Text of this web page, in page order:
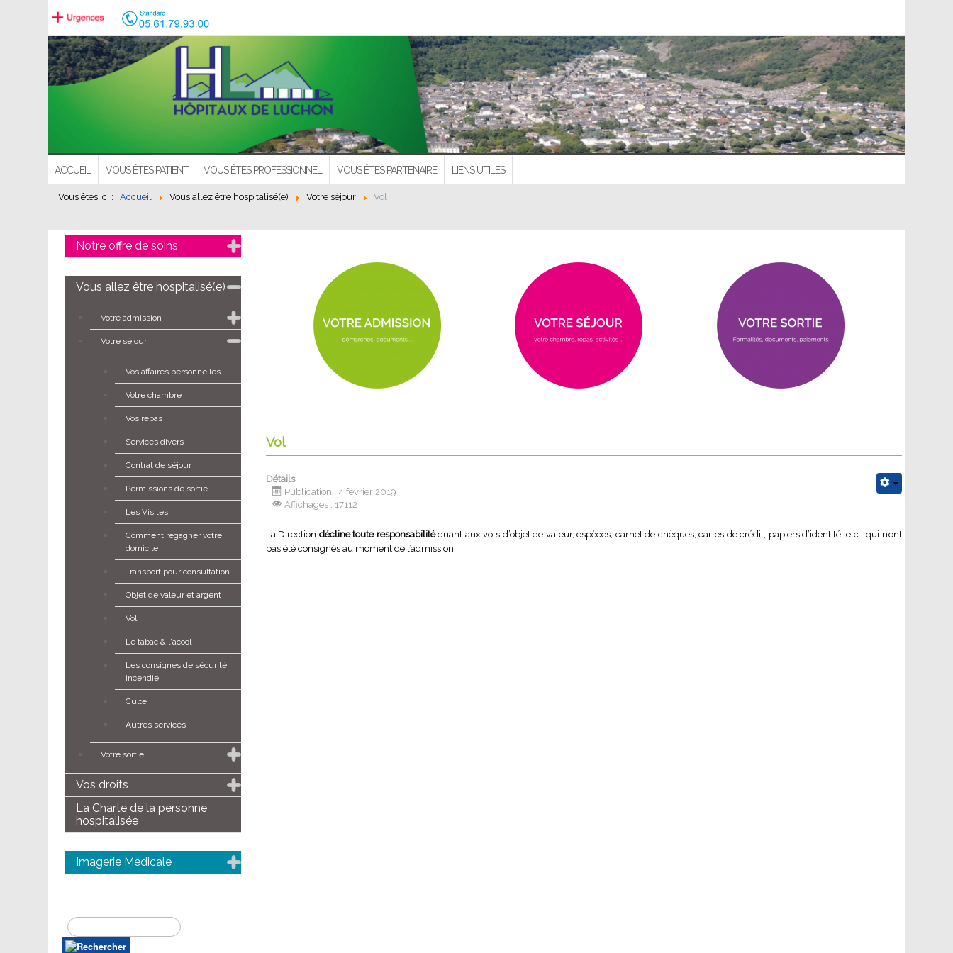
ACCUEIL VOUS ÊTES PATIENT VOUS ÊTES PROFESSIONNEL VOUS ÊTES PARTENAIRE LIENS UTILES
Vous êtes ici : Accueil Vous allez être hospitalisé(e) Votre séjour Vol
Notre offre de soins
Vous allez être hospitalisé(e)
Votre admission
Votre séjour
Vos affaires personnelles
Votre chambre
Vos repas
Services divers
Contrat de séjour
Permissions de sortie
Les Visites
Comment régagner votre
domicile
Transport pour consultation
Objet de valeur et argent
Vol
Le tabac & l'acool
Les consignes de sécurité
incendie
Culte
Autres services
Votre sortie
Vos droits
La Charte de la personne
hospitalisée
Imagerie Médicale
Vol
Détails
Publication : 4 février 2019
Affichages : 17112
La Direction décline toute responsabilitéquant aux vols d’objet de valeur, espèces, carnet de chèques, cartes de crédit, papiers d’identité, etc… qui n’ont
pas été consignés au moment de l’admission.